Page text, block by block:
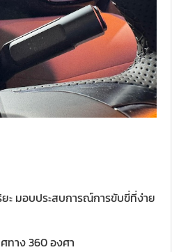
ะ มอบประสบการณ์การขับขี่ที่ง่าย
ทาง 360 องศา